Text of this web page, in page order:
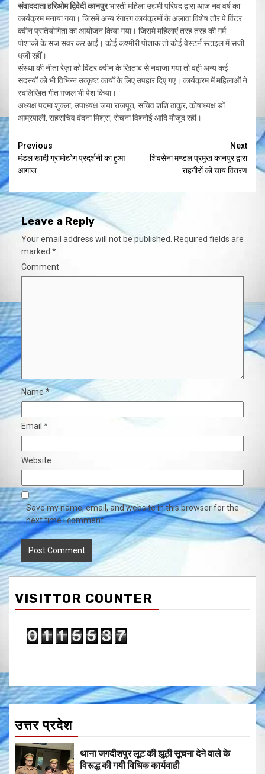
संवाददाता हरिओम द्विवेदी कानपुरभारती महिला उद्यमी परिषद द्वारा आज नव वर्ष का
कार्यक्रम मनाया गया। जिसमें अन्य रंगारंग कार्यक्रमों के अलावा विशेष तौर पे विंटर
क्वीन प्रतियोगिता का आयोजन किया गया। जिसमे महिलाएं तरह तरह की गर्म
पोशाकों के सज संवर कर आईं। कोई कश्मीरी पोशाक तो कोई वेस्टर्न स्टाइल में सजी
धजी रहीं।
संस्था की नीता रेज़ा को विंटर क्वीन के खिताब से नवाजा गया तो वही अन्य कई
सदस्यों को भी विभिन्न उत्कृष्ट कार्यों के लिए उपहार दिए गए। कार्यक्रम में महिलाओं ने
स्वलिखित गीत ग़ज़ल भी पेश किया।
अध्यक्ष पदमा शुक्ला, उपाध्यक्ष जया राजपूत, सचिव शशि ठाकुर, कोषाध्यक्ष डॉ
आम्रपाली, सहसचिव वंदना मिश्रा, रोचना विश्नोई आदि मौजूद रही।
Continue
Reading
Previous
मंडल खादी ग्रामोद्योग प्रदर्शनी का हुआ
आगाज
Next
शिवसेना मण्डल प्रमुख कानपुर द्वारा
राहगीरों को चाय वितरण
Leave a Reply
Your email address will not be published.
Required fields are
marked *
Comment
Name*
Email *
Website
Save my name, email, and website in this browser for the
next time I comment.
VISITTOR COUNTER
उत्तर प्रदेश
थाना जगदीशपुर लूट की झूठी सूचना देने वाले के
विरूद्ध की गयी विधिक कार्यवाही